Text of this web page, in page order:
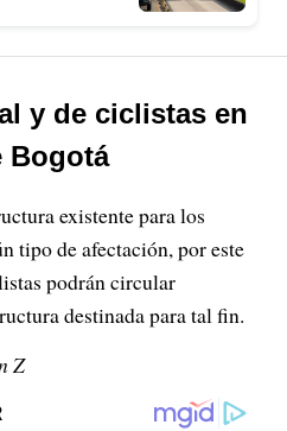
y de ciclistas en
Bogotá
existente para los
tipo de afectación, por este
podrán circular
destinada para tal fin.
Z